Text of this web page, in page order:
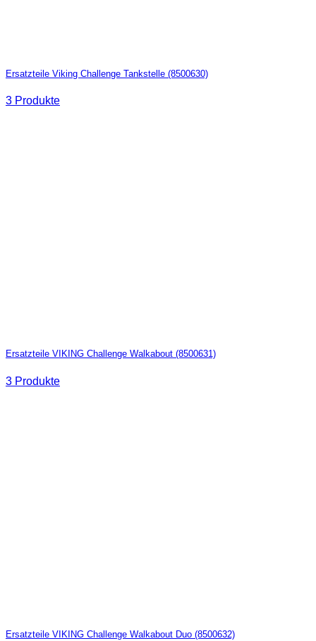
Ersatzteile Viking Challenge Tankstelle (8500630)
3 Produkte
Ersatzteile VIKING Challenge Walkabout (8500631)
3 Produkte
Ersatzteile VIKING Challenge Walkabout Duo (8500632)